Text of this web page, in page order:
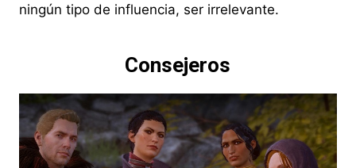
ningún tipo de influencia, ser irrelevante.
Consejeros